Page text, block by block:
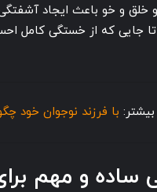
و خو باعث ایجاد
جایی که از خستگی کامل
با فرزند نوجوان خود
ساده و مهم